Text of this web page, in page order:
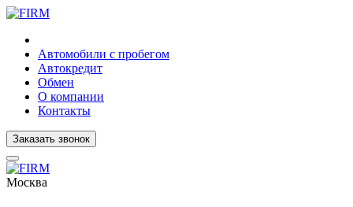
Автомобили с пробегом
Автокредит
Обмен
О компании
Контакты
Заказать звонок
Москва